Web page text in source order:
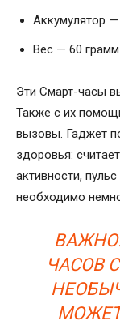
Аккумулятор
Вес — 60 грамм.
Эти Смарт-часы
Также с их
вызовы. Гаджет
здоровья:
активности,
необходимо
ЧАСОВ